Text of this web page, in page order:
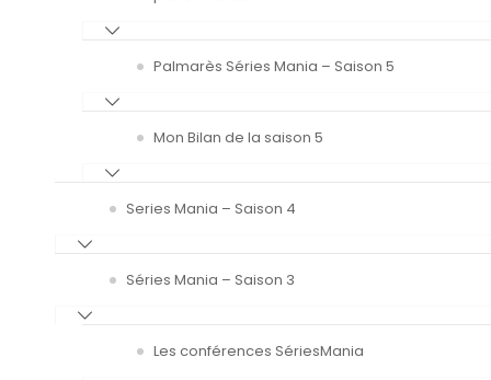
Palmarès Séries Mania – Saison 5
Mon Bilan de la saison 5
Series Mania – Saison 4
Séries Mania – Saison 3
Les conférences SériesMania